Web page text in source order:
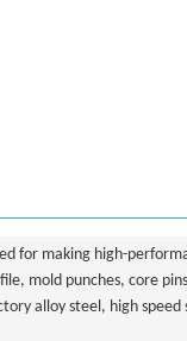
for making high-
mold punches, core
alloy steel, high